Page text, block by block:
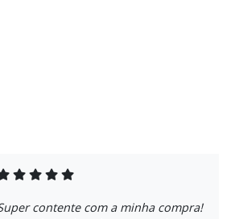
contente com a minha compra!